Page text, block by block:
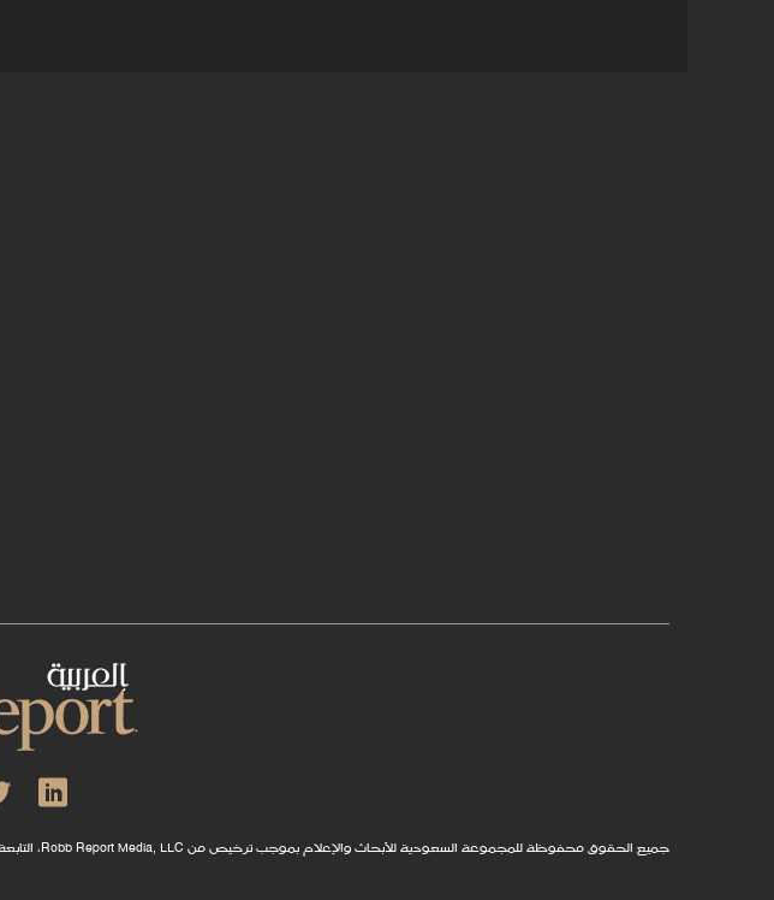
جميع الحقوق محفوظة للمجموعة السعودية للأبحاث والإعلام بموجب ترخيص من Robb Report Media, LLC، التابعة لمجموعةPenske Media Corporation.